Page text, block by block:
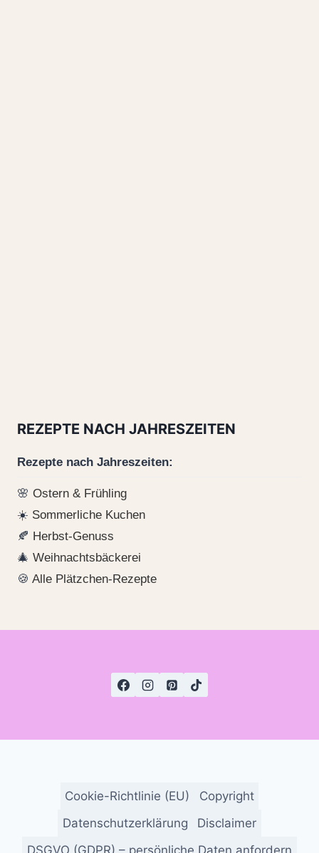
REZEPTE NACH JAHRESZEITEN
Rezepte nach Jahreszeiten:
🌸 Ostern & Frühling
☀️ Sommerliche Kuchen
🍂 Herbst-Genuss
🎄 Weihnachtsbäckerei
🍪 Alle Plätzchen-Rezepte
Cookie-Richtlinie (EU)
Copyright
Datenschutzerklärung
Disclaimer
DSGVO (GDPR) – persönliche Daten anfordern